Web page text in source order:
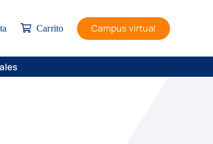
Carrito Campus virtual